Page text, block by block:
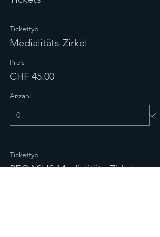
Tickettyp
Medialitäts-Zirkel
Preis
CHF 45.00
Anzahl
Tickettyp
PEGASUS Medialitäts-Zirkel